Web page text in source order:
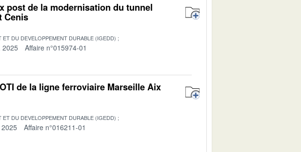
post de la modernisation du tunnel
Cenis
DU DEVELOPPEMENT DURABLE (IGEDD)
2025 Affaire n°015974-01
de la ligne ferroviaire Marseille Aix
DU DEVELOPPEMENT DURABLE (IGEDD)
Affaire n°016211-01